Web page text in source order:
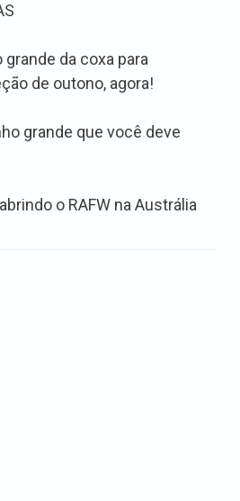
da coxa para
de outono, agora!
grande que você deve
o RAFW na Austrália